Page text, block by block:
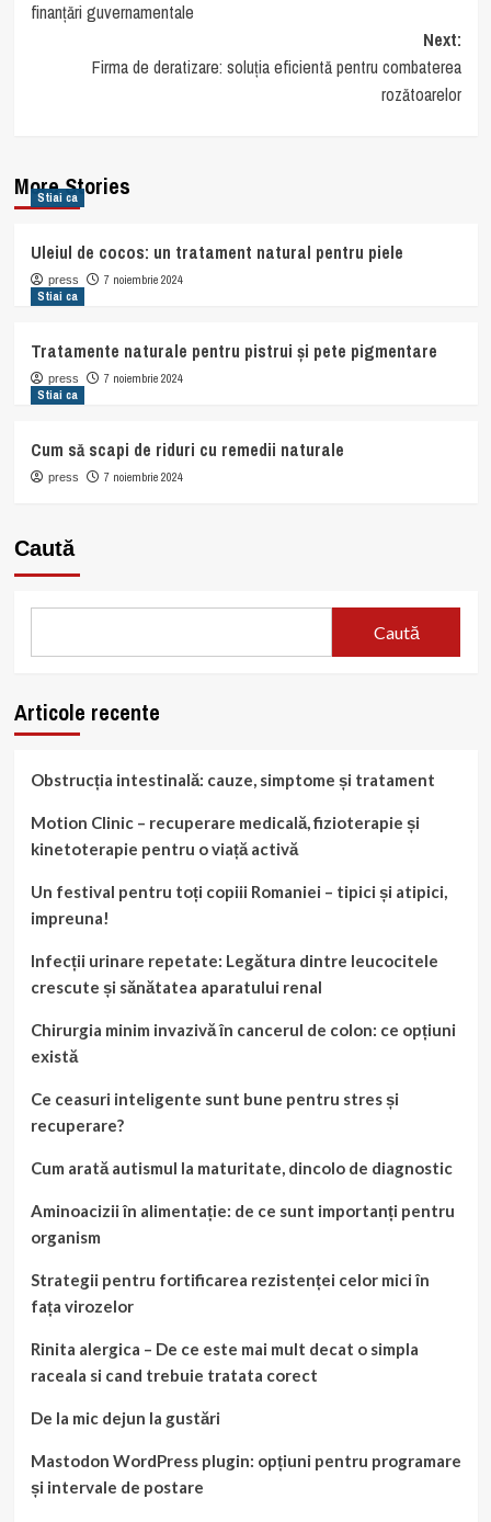
finanțări guvernamentale
Next:
Firma de deratizare: soluția eficientă pentru combaterea
rozătoarelor
More Stories
Stiai ca
Uleiul de cocos: un tratament natural pentru piele
press
7 noiembrie 2024
Stiai ca
Tratamente naturale pentru pistrui și pete pigmentare
press
7 noiembrie 2024
Stiai ca
Cum să scapi de riduri cu remedii naturale
press 7 noiembrie 2024
Caută
Caută
Articole recente
Obstrucția intestinală: cauze, simptome și tratament
Motion Clinic – recuperare medicală, fizioterapie și
kinetoterapie pentru o viață activă
Un festival pentru toți copiii Romaniei – tipici și atipici,
impreuna!
Infecții urinare repetate: Legătura dintre leucocitele
crescute și sănătatea aparatului renal
Chirurgia minim invazivă în cancerul de colon: ce opțiuni
există
Ce ceasuri inteligente sunt bune pentru stres și
recuperare?
Cum arată autismul la maturitate, dincolo de diagnostic
Aminoacizii în alimentație: de ce sunt importanți pentru
organism
Strategii pentru fortificarea rezistenței celor mici în
fața virozelor
Rinita alergica – De ce este mai mult decat o simpla
raceala si cand trebuie tratata corect
De la mic dejun la gustări
Mastodon WordPress plugin: opțiuni pentru programare
și intervale de postare